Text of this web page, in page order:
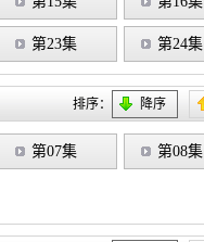
第23集 第24集
排序： 降序
第07集 第08集